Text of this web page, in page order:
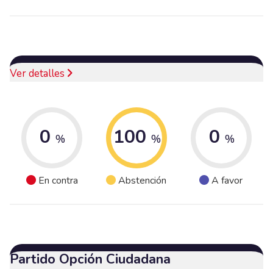
Ver detalles
0 %
En contra
100 %
Abstención
0 %
A favor
Partido Opción Ciudadana